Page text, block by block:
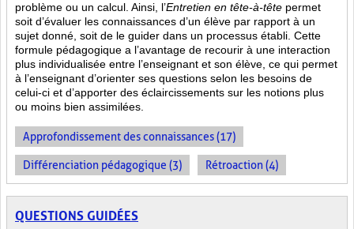
problème ou un calcul. Ainsi, l’Entretien en tête-à-tête permet
soit d’évaluer les connaissances d’un élève par rapport à un
sujet donné, soit de le guider dans un processus établi. Cette
formule pédagogique a l’avantage de recourir à une interaction
plus individualisée entre l’enseignant et son élève, ce qui permet
à l’enseignant d’orienter ses questions selon les besoins de
celui-ci et d’apporter des éclaircissements sur les notions plus
ou moins bien assimilées.
Approfondissement des connaissances (17)
Différenciation pédagogique (3) Rétroaction (4)
QUESTIONS GUIDÉES